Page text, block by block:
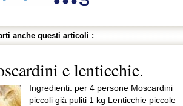
anche questi articoli :
e lenticchie.
Ingredienti: per 4 persone Moscardini
piccoli già puliti 1 kg Lenticchie piccole